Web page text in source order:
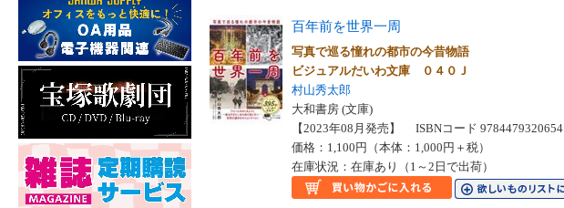
百年前を世界一周
写真で巡る憧れの都市の今昔物語
ビジュアルだいわ文庫 ０４０Ｊ
村山秀太郎
大和書房 (文庫)
【2023年08月発売】 ISBNコード 9784479320654
価格：1,100円（本体：1,000円＋税）
在庫状況：在庫あり（1～2日で出荷）